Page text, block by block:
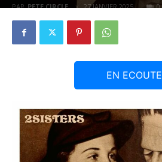
PAR PETE CIRCLE 27 JANVIER 2025 0
EN ECOUTE